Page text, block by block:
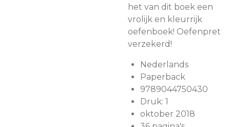
het van dit boek een
vrolijk en kleurrijk
oefenboek! Oefenpret
verzekerd!
Nederlands
Paperback
9789044750430
Druk: 1
oktober 2018